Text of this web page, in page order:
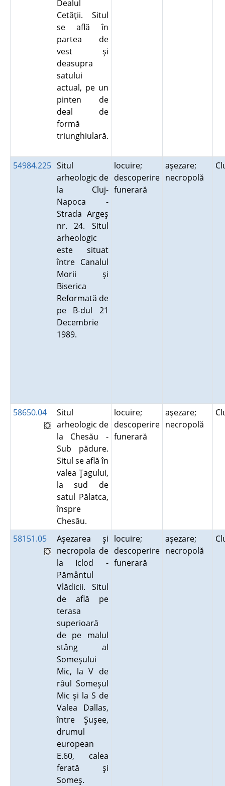
Dealul
Cetăţii. Situl
se află în
partea de
vest şi
deasupra
satului
actual, pe un
pinten de
deal de
formă
triunghiulară.
54984.225 Situl
arheologic de
la Cluj-
Napoca -
Strada Argeş
nr. 24. Situl
arheologic
este situat
între Canalul
Morii şi
Biserica
Reformată de
pe B-dul 21
Decembrie
1989.
locuire;
descoperire
funerară
aşezare;
necropolă
58650.04
Situl
arheologic de
la Chesău -
Sub pădure.
Situl se află în
valea Ţagului,
la sud de
satul Pălatca,
înspre
Chesău.
locuire;
descoperire
funerară
aşezare;
necropolă
58151.05
Aşezarea şi
necropola de
la Iclod -
Pământul
Vlădicii. Situl
de află pe
terasa
superioară
de pe malul
stâng al
Someşului
Mic, la V de
râul Someşul
Mic şi la S de
Valea Dallas,
între Şuşee,
drumul
european
E.60, calea
ferată şi
Someş.
locuire;
descoperire
funerară
aşezare;
necropolă